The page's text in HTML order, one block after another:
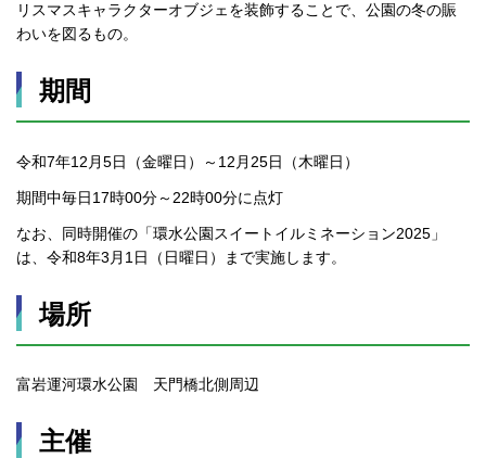
リスマスキャラクターオブジェを装飾することで、公園の冬の賑
わいを図るもの。
期間
令和7年12月5日（金曜日）～12月25日（木曜日）
期間中毎日17時00分～22時00分に点灯
なお、同時開催の「環水公園スイートイルミネーション2025」
は、令和8年3月1日（日曜日）まで実施します。
場所
富岩運河環水公園 天門橋北側周辺
主催